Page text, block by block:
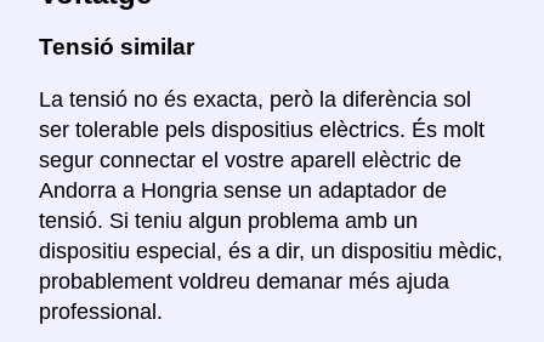
Tensió similar
La tensió no és exacta, però la diferència sol
ser tolerable pels dispositius elèctrics. És molt
segur connectar el vostre aparell elèctric de
Andorra a Hongria sense un adaptador de
tensió. Si teniu algun problema amb un
dispositiu especial, és a dir, un dispositiu mèdic,
probablement voldreu demanar més ajuda
professional.